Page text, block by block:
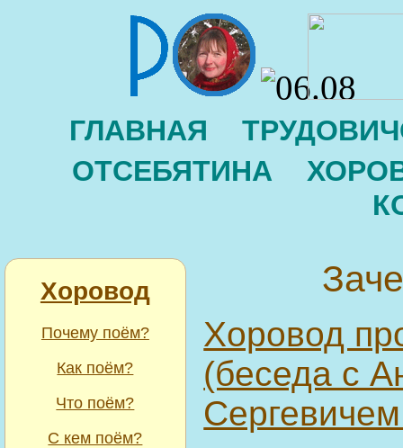
ГЛАВНАЯ
ОТСЕБЯТИНА
Хоровод
Почему поём?
Как поём?
Что поём?
С кем поём?
Хоровод
(беседа с